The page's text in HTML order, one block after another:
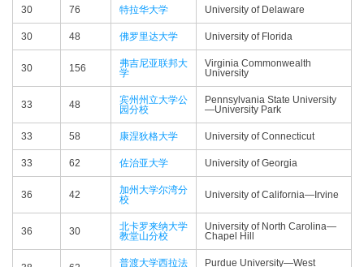
30 76 特拉华大学 University of Delaware
30 48 佛罗里达大学 University of Florida
30 156
弗吉尼亚联邦大
学
Virginia Commonwealth
University
33 48
宾州州立大学公
园分校
Pennsylvania State University
—​University Park
33 58 康涅狄格大学 University of Connecticut
33 62 佐治亚大学 University of Georgia
36 42
加州大学尔湾分
校
University of California—​Irvine
36 30
北卡罗来纳大学
教堂山分校
University of North Carolina—​
Chapel Hill
普渡大学西拉法
Purdue University—​West